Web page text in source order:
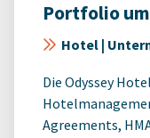
Portfolio
Hotel |
Die Odyssey
Agreements,